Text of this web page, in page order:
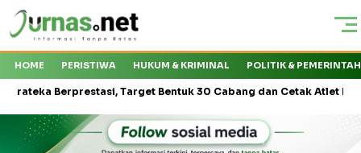
HOME PERISTIWA HUKUM & KRIMINAL POLITIK &
Berprestasi, Target Bentuk 30 Cabang dan Cetak Atlet Nasional